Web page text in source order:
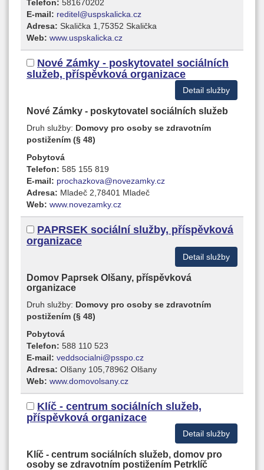
Telefon: 581670202
E-mail: reditel@uspskalicka.cz
Adresa: Skalička 1,75352 Skalička
Web: www.uspskalicka.cz
Nové Zámky - poskytovatel sociálních
služeb, příspěvková organizace
Detail služby
Nové Zámky - poskytovatel sociálních služeb
Druh služby: Domovy pro osoby se zdravotním
postižením (§ 48)
Pobytová
Telefon: 585 155 819
E-mail: prochazkova@novezamky.cz
Adresa: Mladeč 2,78401 Mladeč
Web: www.novezamky.cz
PAPRSEK sociální služby, příspěvková
organizace
Detail služby
Domov Paprsek Olšany, příspěvková
organizace
Druh služby: Domovy pro osoby se zdravotním
postižením (§ 48)
Pobytová
Telefon: 588 110 523
E-mail: veddsocialni@psspo.cz
Adresa: Olšany 105,78962 Olšany
Web: www.domovolsany.cz
Klíč - centrum sociálních služeb,
příspěvková organizace
Detail služby
Klíč - centrum sociálních služeb, domov pro
osoby se zdravotním postižením Petrklíč